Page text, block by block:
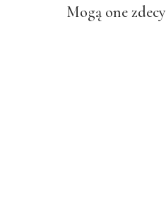
Mogą one